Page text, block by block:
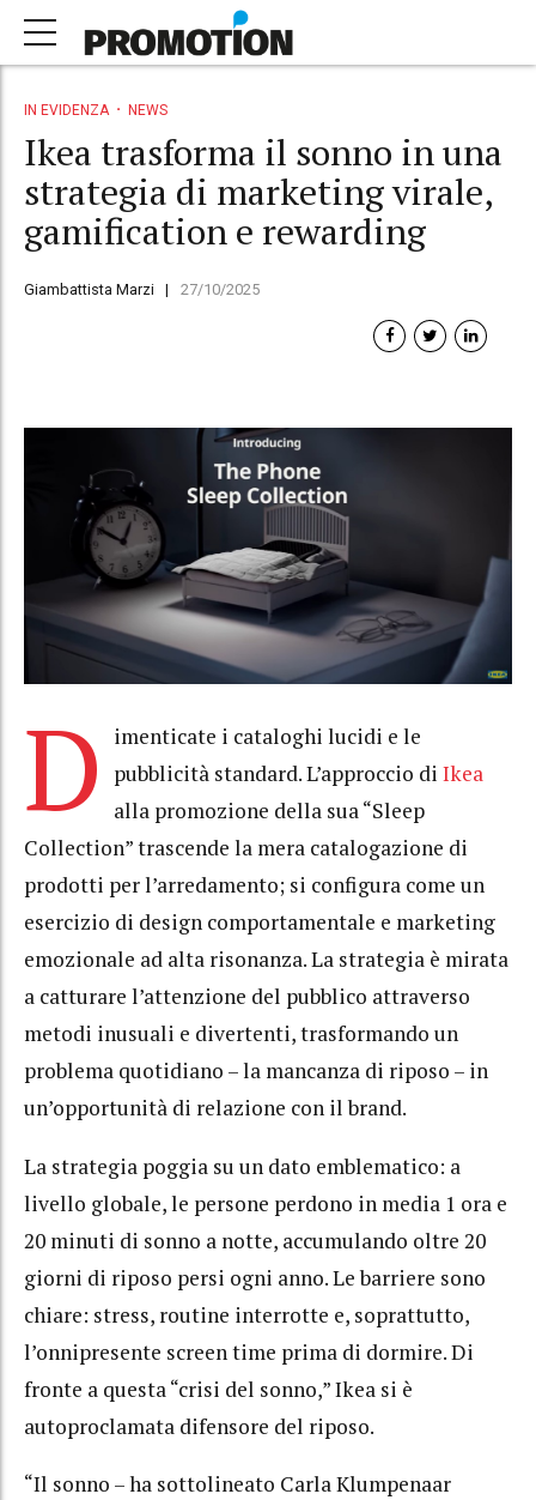
IN EVIDENZA NEWS
Ikea trasforma il sonno in una
strategia di marketing virale,
gamification e rewarding
Giambattista Marzi 27/10/2025
D
imenticate i cataloghi lucidi e le
pubblicità standard. L’approccio diIkea
alla promozione della sua “Sleep
Collection” trascende la mera catalogazione di
prodotti per l’arredamento; si configura come un
esercizio di design comportamentale e marketing
emozionale ad alta risonanza. La strategia è mirata
a catturare l’attenzione del pubblico attraverso
metodi inusuali e divertenti, trasformando un
problema quotidiano – la mancanza di riposo – in
un’opportunità di relazione con il brand.
La strategia poggia su un dato emblematico: a
livello globale, le persone perdono in media 1 ora e
20 minuti di sonno a notte, accumulando oltre 20
giorni di riposo persi ogni anno. Le barriere sono
chiare: stress, routine interrotte e, soprattutto,
l’onnipresente screen time prima di dormire. Di
fronte a questa “crisi del sonno,” Ikea si è
autoproclamata difensore del riposo.
“Il sonno – ha sottolineato Carla Klumpenaar